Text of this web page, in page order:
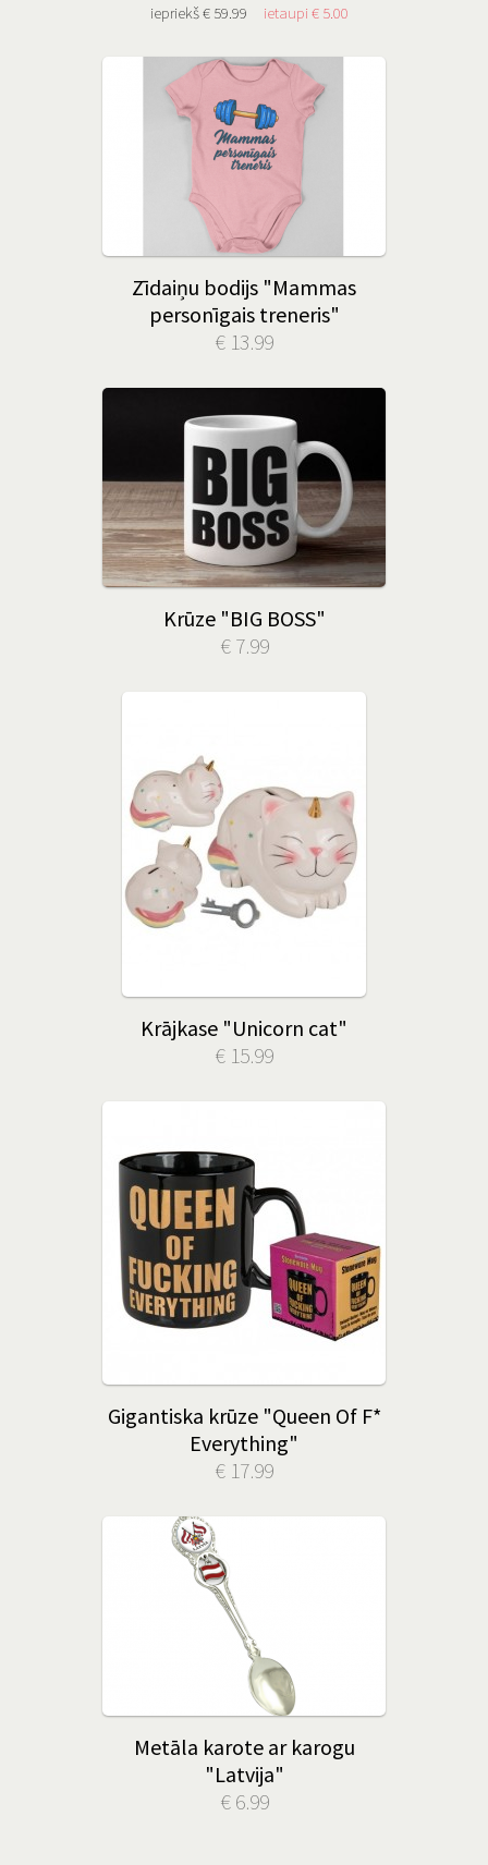
iepriekš € 59.99 ietaupi € 5.00
Zīdaiņu bodijs "Mammas
personīgais treneris"
€ 13.99
Krūze "BIG BOSS"
€ 7.99
Krājkase "Unicorn cat"
€ 15.99
Gigantiska krūze "Queen Of F*
Everything"
€ 17.99
Metāla karote ar karogu
"Latvija"
€ 6.99